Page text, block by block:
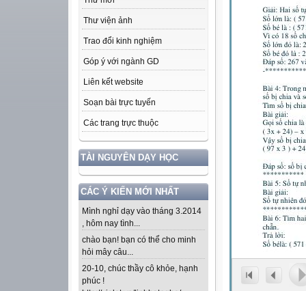
Thư viện ảnh
Trao đổi kinh nghiệm
Góp ý với ngành GD
Liên kết website
Soạn bài trực tuyến
Các trang trực thuộc
TÀI NGUYÊN DẠY HỌC
CÁC Ý KIẾN MỚI NHẤT
Mình nghỉ dạy vào tháng 3.2014
, hôm nay tình...
chào bạn! bạn có thể cho minh
hỏi mây câu...
20-10, chúc thầy cô khỏe, hạnh
phúc !